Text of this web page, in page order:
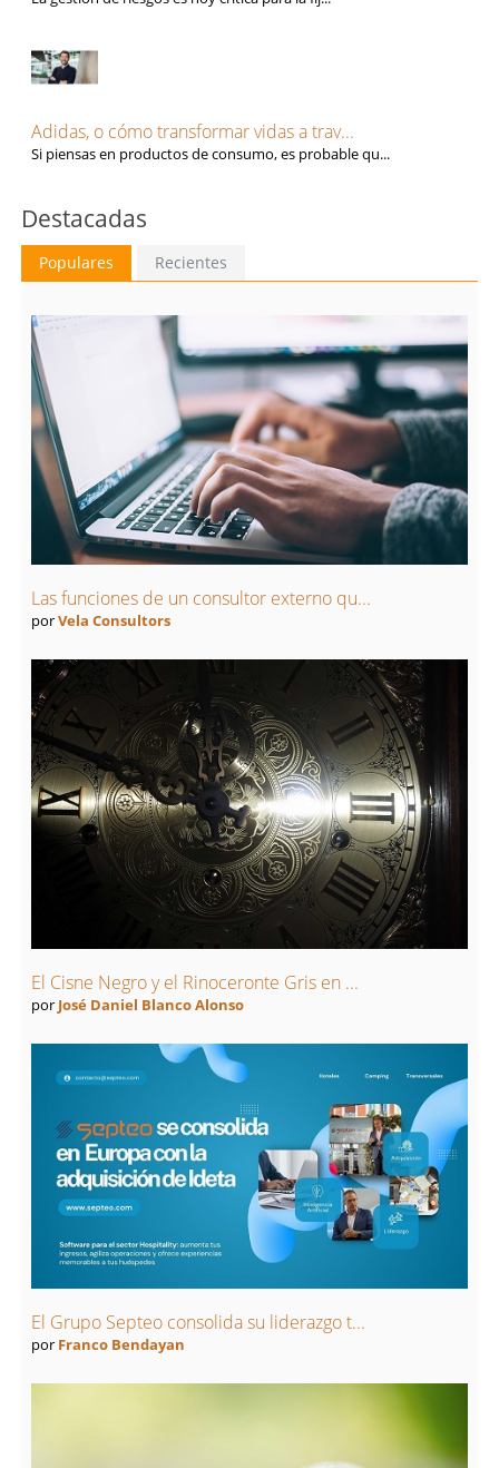
Adidas, o cómo transformar vidas a trav...
Si piensas en productos de consumo, es probable qu...
Destacadas
Populares Recientes
Las funciones de un consultor externo qu...
porVela Consultors
El Cisne Negro y el Rinoceronte Gris en ...
por José Daniel Blanco Alonso
El Grupo Septeo consolida su liderazgo t...
por Franco Bendayan